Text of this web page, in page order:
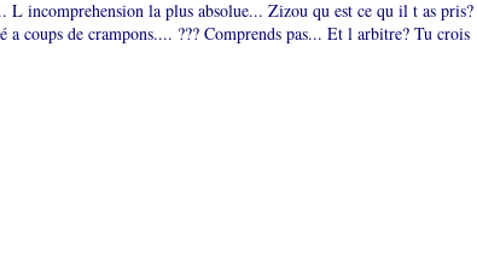
incomprehension la plus absolue... Zizou qu est ce qu il t as pris?
a coups de crampons.... ??? Comprends pas... Et l arbitre? Tu crois